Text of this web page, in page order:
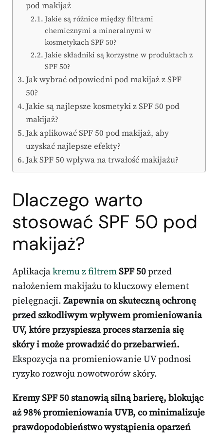
pod makijaż
Jakie są różnice między filtrami
chemicznymi a mineralnymi w
kosmetykach SPF 50?
Jakie składniki są korzystne w produktach z
SPF 50?
Jak wybrać odpowiedni pod makijaż z SPF
50?
Jakie są najlepsze kosmetyki z SPF 50 pod
makijaż?
Jak aplikować SPF 50 pod makijaż, aby
uzyskać najlepsze efekty?
Jak SPF 50 wpływa na trwałość makijażu?
Dlaczego warto
stosować SPF 50 pod
makijaż?
Aplikacjakremu z filtremSPF 50przed
nałożeniem makijażu to kluczowy element
pielęgnacji. Zapewnia on skuteczną ochronę
przed szkodliwym wpływem promieniowania
UV, które przyspiesza proces starzenia się
skóry i może prowadzić do przebarwień.
Ekspozycja na promieniowanie UV podnosi
ryzyko rozwoju nowotworów skóry.
Kremy SPF 50 stanowią silną barierę, blokując
aż 98% promieniowania UVB, co minimalizuje
prawdopodobieństwo wystąpienia oparzeń